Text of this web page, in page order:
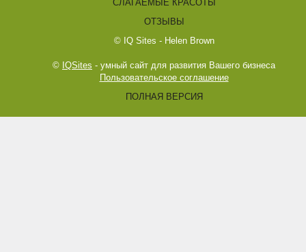
СЛАГАЕМЫЕ КРАСОТЫ
ОТЗЫВЫ
© IQ Sites - Helen Brown
© IQSites - умный сайт для развития Вашего бизнеса
Пользовательское соглашение
ПОЛНАЯ ВЕРСИЯ